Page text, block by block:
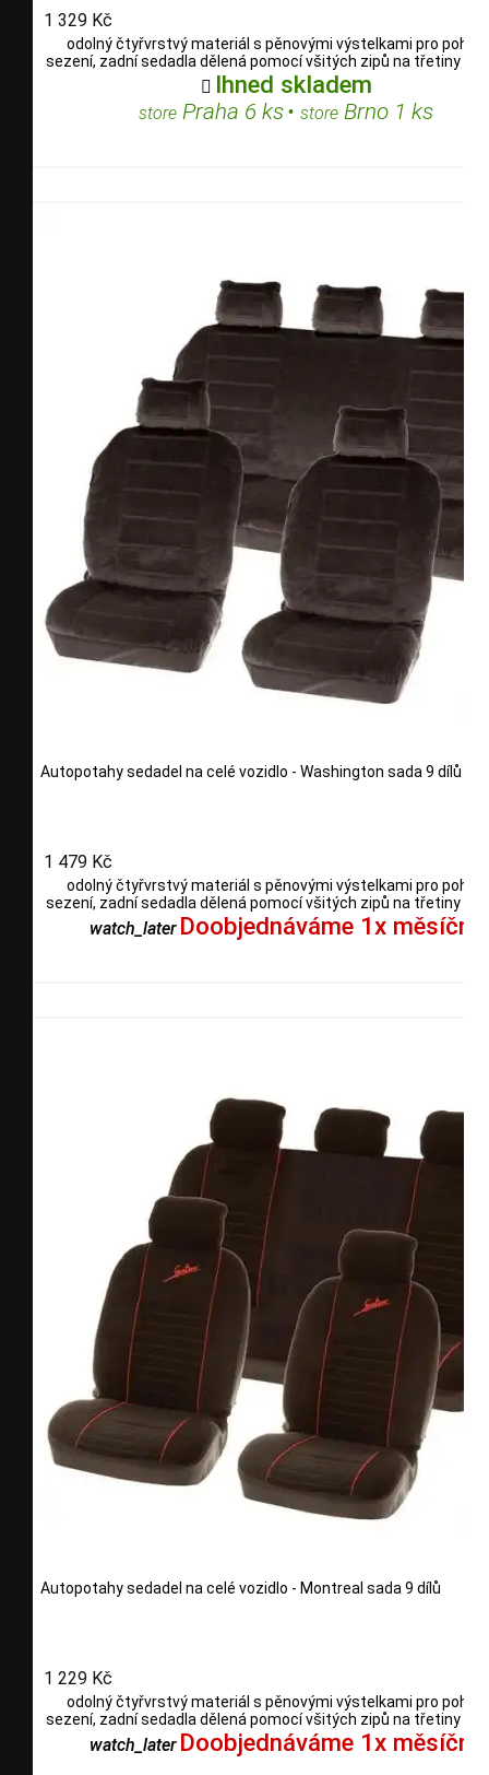
1 329 Kč
odolný čtyřvrstvý materiál s pěnovými výstelkami pro
sezení, zadní sedadla dělená pomocí všitých zipů na třetiny i
 Ihned skladem
store Praha 6 ks• store Brno 1 ks
Autopotahy sedadel na celé vozidlo - Washington sada 9 dílů -
1 479 Kč
odolný čtyřvrstvý materiál s pěnovými výstelkami pro
sezení, zadní sedadla dělená pomocí všitých zipů na třetiny i
watch_later Doobjednáváme 1x měsíčně
Autopotahy sedadel na celé vozidlo - Montreal sada 9 dílů
1 229 Kč
odolný čtyřvrstvý materiál s pěnovými výstelkami pro
sezení, zadní sedadla dělená pomocí všitých zipů na třetiny i
watch_later Doobjednáváme 1x měsíčně